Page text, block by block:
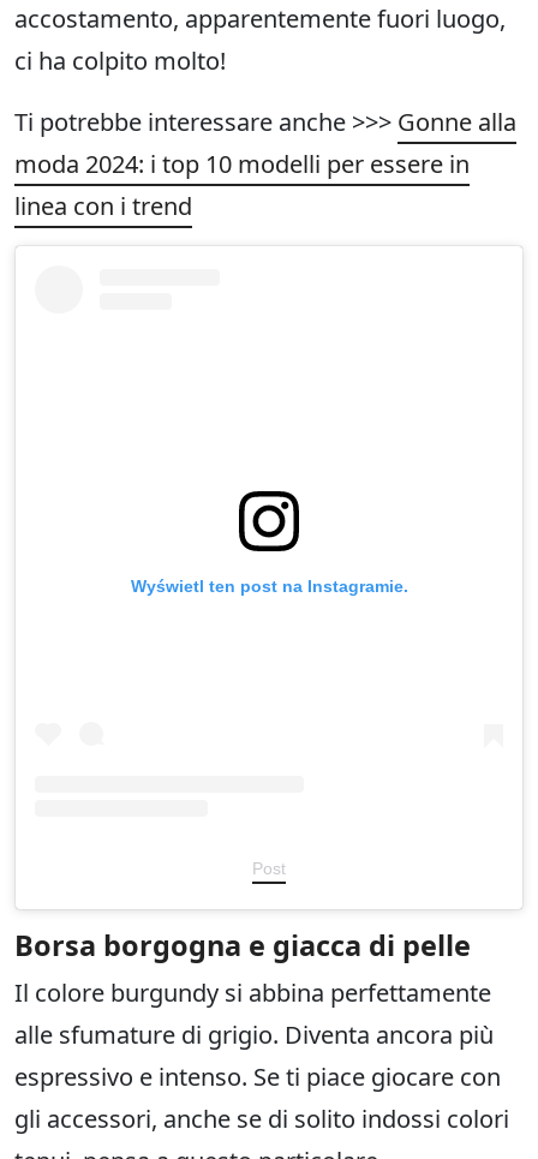
accostamento, apparentemente fuori luogo,
ci ha colpito molto!
Ti potrebbe interessare anche >>> Gonne alla
moda 2024: i top 10 modelli per essere in
linea con i trend
Wyświetl ten post na Instagramie.
Post
Borsa borgogna e giacca di pelle
Il colore burgundy si abbina perfettamente
alle sfumature di grigio. Diventa ancora più
espressivo e intenso. Se ti piace giocare con
gli accessori, anche se di solito indossi colori